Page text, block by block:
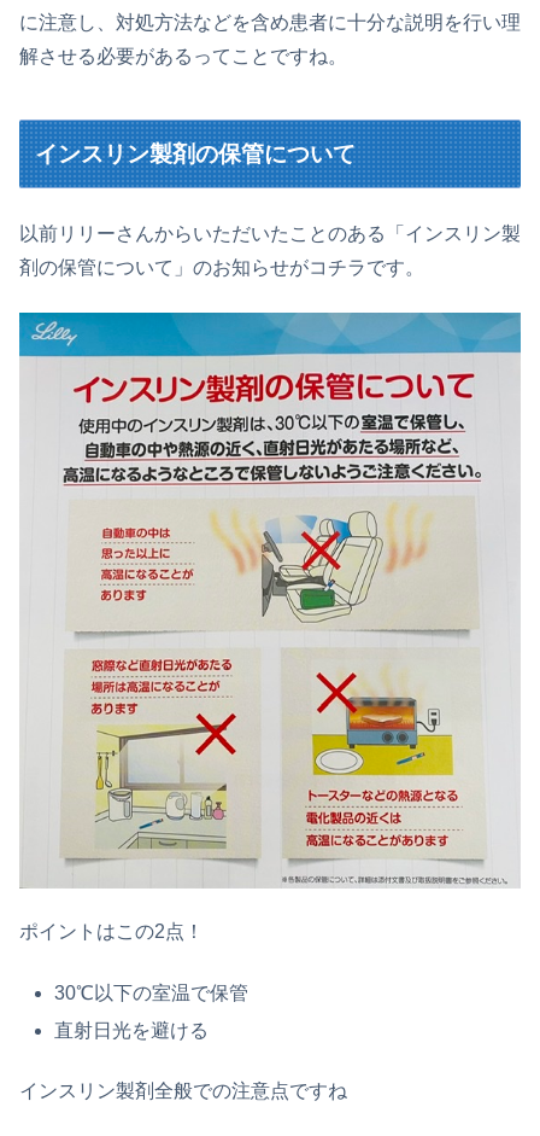
に注意し、対処方法などを含め患者に十分な説明を行い理
解させる必要があるってことですね。
インスリン製剤の保管について
以前リリーさんからいただいたことのある「インスリン製
剤の保管について」のお知らせがコチラです。
ポイントはこの2点！
30℃以下の室温で保管
直射日光を避ける
インスリン製剤全般での注意点ですね